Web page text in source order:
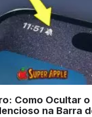
Como Ocultar
na Barra